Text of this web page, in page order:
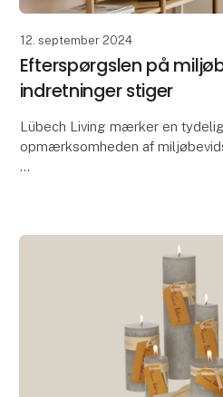
12. september 2024
Efterspørgslen på
indretninger stiger
Lübech Living mærker en
opmærksomheden af